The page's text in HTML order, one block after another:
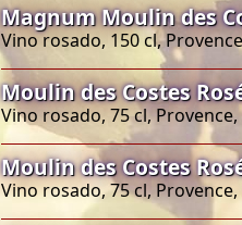
Magnum Moulin des
Vino rosado, 150 cl,
Moulin des Costes
Vino rosado, 75 cl, Provence,
Moulin des Costes
Vino rosado, 75 cl,